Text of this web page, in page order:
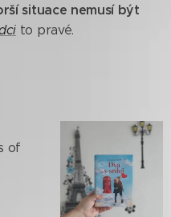
situace nemusí být
to pravé.
of